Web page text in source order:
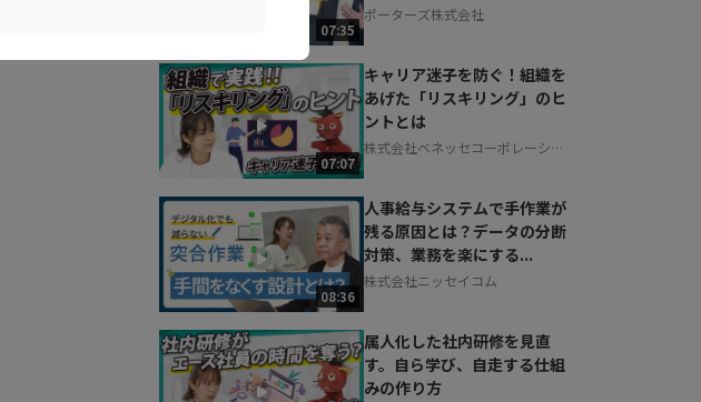
07:35
ポーターズ株式会社
07:07
キャリア迷子を防ぐ！組織を
あげた「リスキリング」のヒ
ントとは
株式会社ベネッセコーポレーショ
08:36
人事給与システムで手作業が
残る原因とは？データの分断
対策、業務を楽にする...
株式会社ニッセイコム
属人化した社内研修を見直
す。自ら学び、自走する仕組
みの作り方